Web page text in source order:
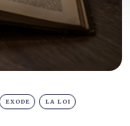
EXODE LA LOI